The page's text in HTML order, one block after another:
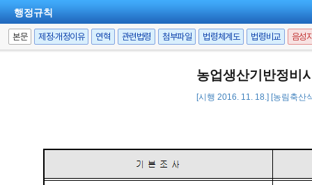
행정규칙
본문 제정·개정이유 연혁 관련법령 첨부파일 법령체계도 법령비교 음성
농업생산기반정비
[시행 2016. 11. 18.] [농림축산